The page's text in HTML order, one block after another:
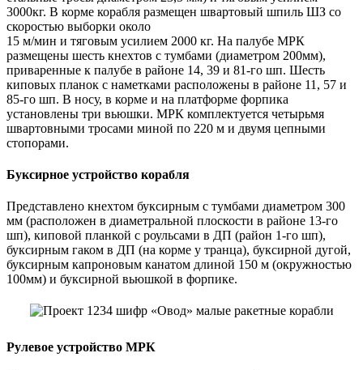
3000кг. В корме корабля размещен швартовый шпиль ШЗ со
скоростью выборки около
15 м/мин и тяговым усилием 2000 кг. На палубе МРК
размещены шесть кнехтов с тумбами (диаметром 200мм),
приваренные к палубе в районе 14, 39 и 81-го шп. Шесть
киповых планок с наметками расположены в районе 11, 57 и
85-го шп. В носу, в корме и на платформе форпика
установлены три вьюшки. МРК комплектуется четырьмя
швартовными тросами миной по 220 м и двумя цепными
стопорами.
Буксирное устройство корабля
Представлено кнехтом буксирным с тумбами диаметром 300
мм (расположен в диаметральной плоскости в районе 13-го
шп), киповой планкой с роульсами в ДП (район 1-го шп),
буксирным гаком в ДП (на корме у транца), буксирной дугой,
буксирным капроновым канатом длиной 150 м (окружностью
100мм) и буксирной вьюшкой в форпике.
Рулевое устройство МРК